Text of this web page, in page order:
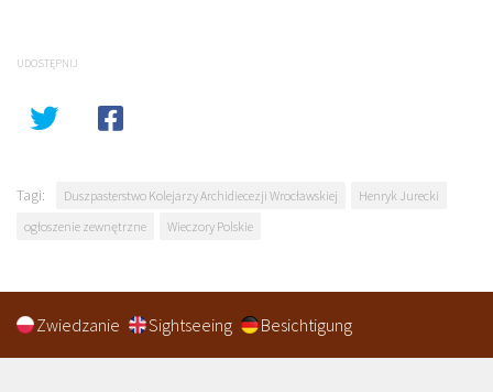
UDOSTĘPNIJ
Tagi: Duszpasterstwo Kolejarzy Archidiecezji Wrocławskiej
Henryk Jurecki
ogłoszenie zewnętrzne
Wieczory Polskie
Zwiedzanie Sightseeing Besichtigung